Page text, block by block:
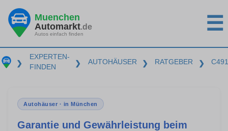
Muenchen
Automarkt.de
Autos einfach finden ☰
❯
EXPERTEN-
FINDEN
❯ AUTOHÄUSER ❯ RATGEBER ❯
Autohäuser · in München
Garantie und Gewährleistung beim